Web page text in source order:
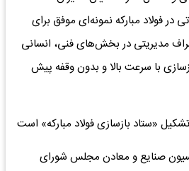
در فولاد مبارکه نمونه‌ای موفق برای
مدیریتی در بخش‌های فنی، انسانی
با سرعت بالا و بدون وقفه پیش
«ستاد بازسازی فولاد مبارکه» است
صنایع و معادن مجلس شورای